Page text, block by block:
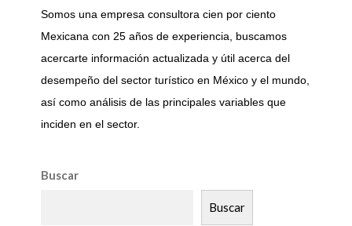
Somos una empresa consultora cien por ciento
Mexicana con 25 años de experiencia, buscamos
acercarte información actualizada y útil acerca del
desempeño del sector turístico en México y el mundo,
así como análisis de las principales variables que
inciden en el sector.
Buscar
Buscar